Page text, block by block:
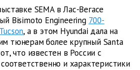
SEMA в Лас-Вегасе
Bisimoto Engineering 700-
, а в этом Hyundai дала на
тюнерам более крупный Santa
что известен в России с
и характеристики